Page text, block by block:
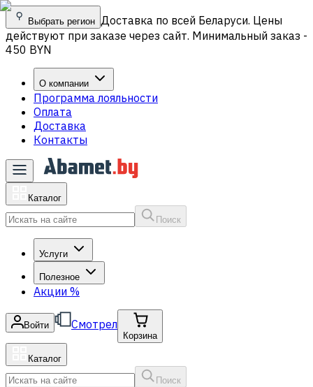
Выбрать регион Доставка по всей Беларуси. Цены
действуют при заказе через сайт. Минимальный заказ -
450 BYN
О компании
Программа лояльности
Оплата
Доставка
Контакты
Каталог
Поиск
Услуги
Полезное
Акции %
Войти Смотрел
Корзина
Каталог
Поиск